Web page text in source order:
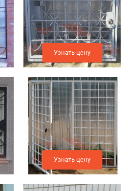
Узнать цену
Узнать цену